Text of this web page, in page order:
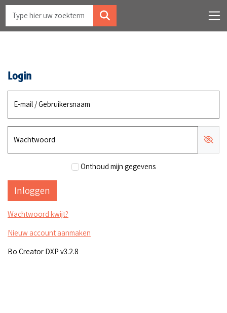
Login
E-mail / Gebruikersnaam
Wachtwoord
Onthoud mijn gegevens
Wachtwoord kwijt?
Nieuw account aanmaken
Bo Creator DXP v3.2.8